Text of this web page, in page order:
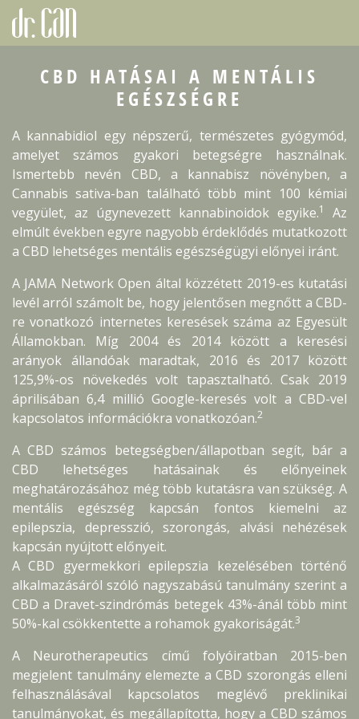
CBD HATÁSAI A MENTÁLIS
EGÉSZSÉGRE
A kannabidiol egy népszerű, természetes gyógymód,
amelyet számos gyakori betegségre használnak.
Ismertebb nevén CBD, a kannabisz növényben, a
Cannabis sativa-ban található több mint 100 kémiai
vegyület, az úgynevezett kannabinoidok egyike.1
Az
elmúlt években egyre nagyobb érdeklődés mutatkozott
a CBD lehetséges mentális egészségügyi előnyei iránt.
A JAMA Network Open által közzétett 2019-es kutatási
levél arról számolt be, hogy jelentősen megnőtt a CBD-
re vonatkozó internetes keresések száma az Egyesült
Államokban. Míg 2004 és 2014 között a keresési
arányok állandóak maradtak, 2016 és 2017 között
125,9%-os növekedés volt tapasztalható. Csak 2019
áprilisában 6,4 millió Google-keresés volt a CBD-vel
kapcsolatos információkra vonatkozóan.2
A CBD számos betegségben/állapotban segít, bár a
CBD lehetséges hatásainak és előnyeinek
meghatározásához még több kutatásra van szükség. A
mentális egészség kapcsán fontos kiemelni az
epilepszia, depresszió, szorongás, alvási nehézések
kapcsán nyújtott előnyeit.
A CBD gyermekkori epilepszia kezelésében történő
alkalmazásáról szóló nagyszabású tanulmány szerint a
CBD a Dravet-szindrómás betegek 43%-ánál több mint
50%-kal csökkentette a rohamok gyakoriságát.3
A Neurotherapeutics című folyóiratban 2015-ben
megjelent tanulmány elemezte a CBD szorongás elleni
felhasználásával kapcsolatos meglévő preklinikai
tanulmányokat, és megállapította, hogy a CBD számos